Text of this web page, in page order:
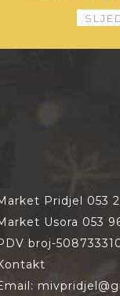
Pridjel 053
Usora 053
broj-